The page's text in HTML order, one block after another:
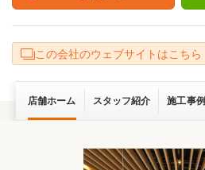
この会社のウェブサイトはこちら
店舗ホーム スタッフ紹介 施工事例